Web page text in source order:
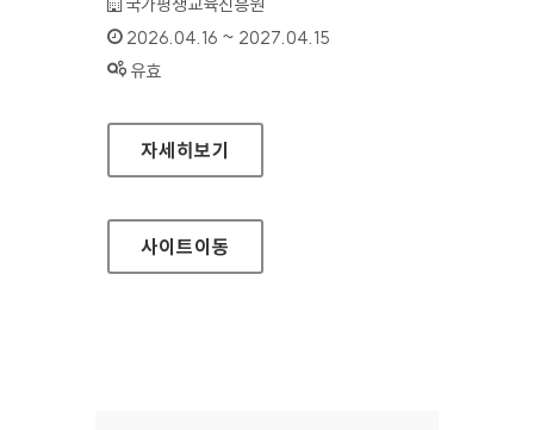
인증기간 :
2026.04.16 ~ 2027.04.15
상태 :
유효
학점은행제 정보공시(학점은행제 알리미)
자세히보기
사이트이동